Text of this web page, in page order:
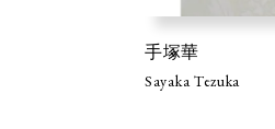
手塚華
Sayaka Tezuka